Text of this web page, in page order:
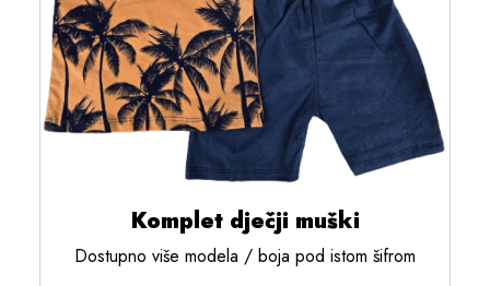
Komplet dječji muški
Dostupno više modela / boja pod istom šifrom